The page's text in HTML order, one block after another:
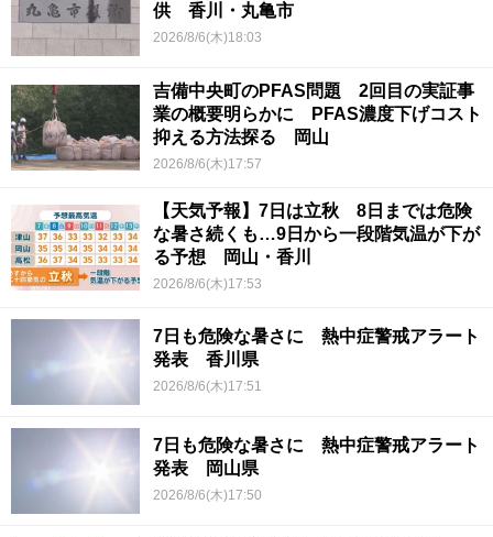
供 香川・丸亀市
2026/8/6(木)18:03
吉備中央町のPFAS問題 2回目の実証事
業の概要明らかに PFAS濃度下げコスト
抑える方法探る 岡山
2026/8/6(木)17:57
【天気予報】7日は立秋 8日までは危険
な暑さ続くも…9日から一段階気温が下が
る予想 岡山・香川
2026/8/6(木)17:53
7日も危険な暑さに 熱中症警戒アラート
発表 香川県
2026/8/6(木)17:51
7日も危険な暑さに 熱中症警戒アラート
発表 岡山県
2026/8/6(木)17:50